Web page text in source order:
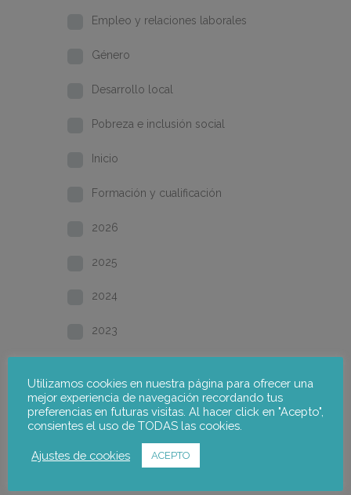
Empleo y relaciones laborales
Género
Desarrollo local
Pobreza e inclusión social
Inicio
Formación y cualificación
2026
2025
2024
2023
2021
2020
Utilizamos cookies en nuestra página para ofrecer una
mejor experiencia de navegación recordando tus
preferencias en futuras visitas. Al hacer click en "Acepto",
consientes el uso de TODAS las cookies.
Ajustes de cookies ACEPTO